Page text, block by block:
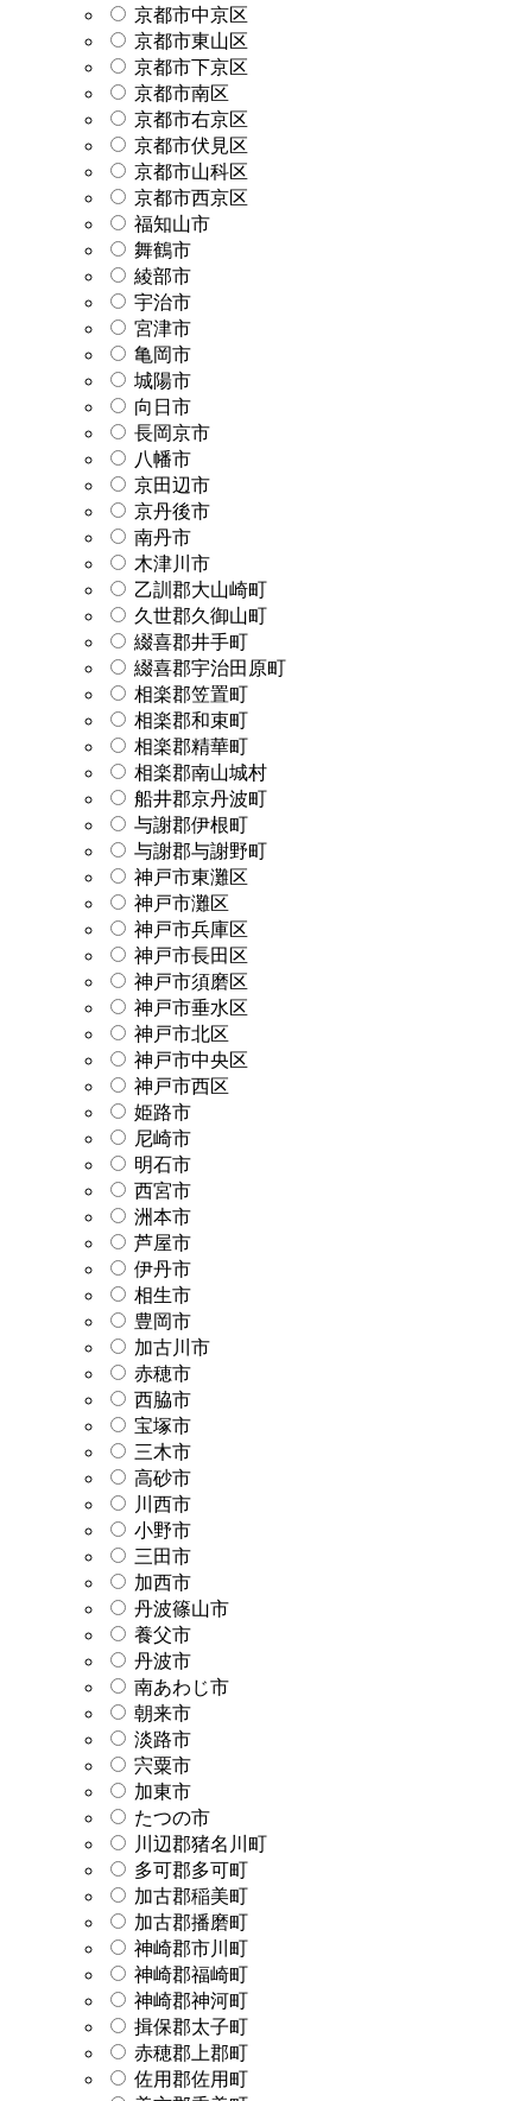
京都市中京区
京都市東山区
京都市下京区
京都市南区
京都市右京区
京都市伏見区
京都市山科区
京都市西京区
福知山市
舞鶴市
綾部市
宇治市
宮津市
亀岡市
城陽市
向日市
長岡京市
八幡市
京田辺市
京丹後市
南丹市
木津川市
乙訓郡大山崎町
久世郡久御山町
綴喜郡井手町
綴喜郡宇治田原町
相楽郡笠置町
相楽郡和束町
相楽郡精華町
相楽郡南山城村
船井郡京丹波町
与謝郡伊根町
与謝郡与謝野町
神戸市東灘区
神戸市灘区
神戸市兵庫区
神戸市長田区
神戸市須磨区
神戸市垂水区
神戸市北区
神戸市中央区
神戸市西区
姫路市
尼崎市
明石市
西宮市
洲本市
芦屋市
伊丹市
相生市
豊岡市
加古川市
赤穂市
西脇市
宝塚市
三木市
高砂市
川西市
小野市
三田市
加西市
丹波篠山市
養父市
丹波市
南あわじ市
朝来市
淡路市
宍粟市
加東市
たつの市
川辺郡猪名川町
多可郡多可町
加古郡稲美町
加古郡播磨町
神崎郡市川町
神崎郡福崎町
神崎郡神河町
揖保郡太子町
赤穂郡上郡町
佐用郡佐用町